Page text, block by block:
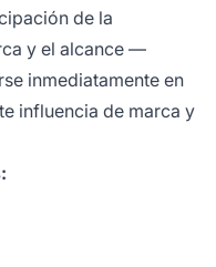
de la
y el alcance —
inmediatamente en
influencia de marca y